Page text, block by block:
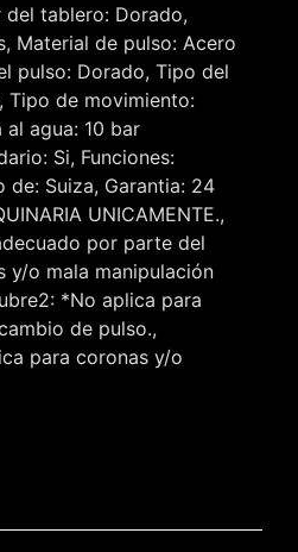
tablero: Dorado,
Material de pulso: Acero
pulso: Dorado, Tipo del
Tipo de movimiento:
al agua: 10 bar
Si, Funciones:
de: Suiza, Garantia: 24
UNICAMENTE.,
por parte del
y/o mala manipulación
*No aplica para
de pulso.,
para coronas y/o